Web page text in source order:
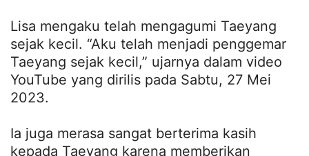
Lisa mengaku telah mengagumi Taeyang
sejak kecil. “Aku telah menjadi penggemar
Taeyang sejak kecil,” ujarnya dalam video
YouTube yang dirilis pada Sabtu, 27 Mei
2023.
Ia juga merasa sangat berterima kasih
kepada Taeyang karena memberikan